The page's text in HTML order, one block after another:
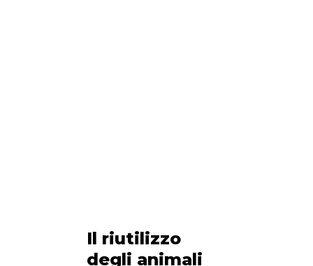
Il riutilizzo
degli animali